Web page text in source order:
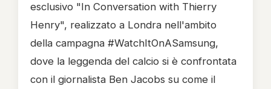
esclusivo "In Conversation with Thierry
Henry", realizzato a Londra nell'ambito
della campagna #WatchItOnASamsung,
dove la leggenda del calcio si è confrontata
con il giornalista Ben Jacobs su come il